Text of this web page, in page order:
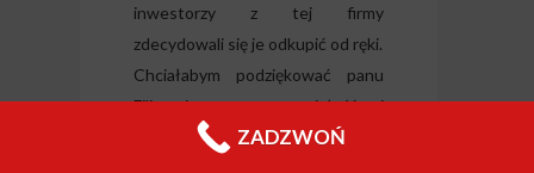
inwestorzy z tej firmy
zdecydowali się je odkupić od ręki.
Chciałabym podziękować panu
Filipowi za wyrozumiałość i
wszelką pomoc.ZADZWOŃ